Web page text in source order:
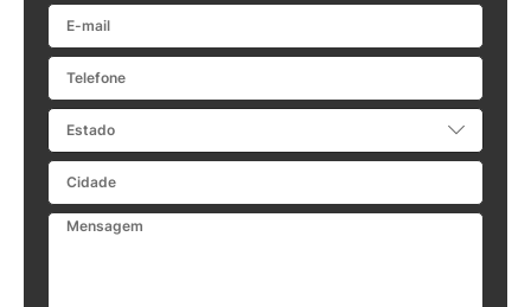
E-mail
Telefone
Estado
Cidade
Mensagem